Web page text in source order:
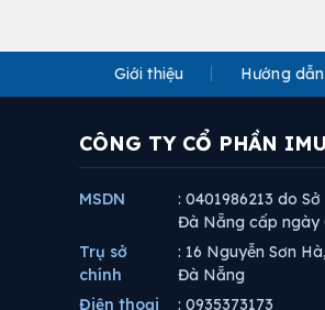
Giới thiệu Hướng dẫn
CÔNG TY CỔ PHẦN
MSDN
: 0401986213 do
Đà Nẵng cấp ngày
Trụ sở
chính
: 16 Nguyễn Sơn
Đà Nẵng
Điện thoại
: 0935373173